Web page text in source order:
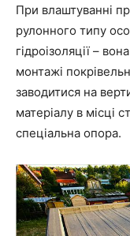
При влаштуванні
рулонного типу
гідроізоляції –
монтажі
заводитися на
матеріалу в місці
спеціальна опора.